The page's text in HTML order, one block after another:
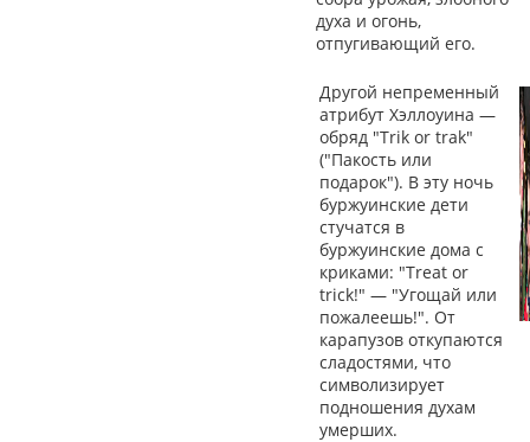
духа и огонь,
отпугивающий его.
Другой непременный
атрибут Хэллоуина —
обряд "Trik or trak"
("Пакость или
подарок"). В эту ночь
буржуинские дети
стучатся в
буржуинские дома с
криками: "Treat or
trick!" — "Угощай или
пожалеешь!". От
карапузов откупаются
сладостями, что
символизирует
подношения духам
умерших.